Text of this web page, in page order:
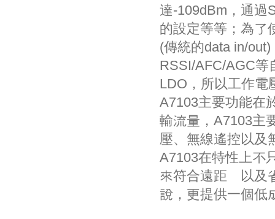
達-109dBm，通過
的設定等等；為了
(傳統的data in/
RSSI/AFC/AGC等
LDO，所以工作電
A7103主要功能在
輸流量，A7103主
壓、無線遙控以及
A7103在特性上不
來符合遠距離以及
說，更提供一個低